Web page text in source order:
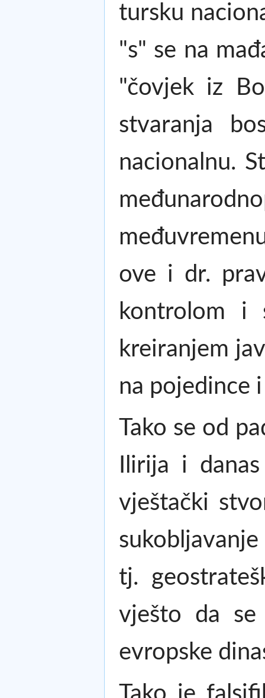
tursku
"s" se na
"čovjek iz
stvaranja
nacionalnu.
ove i dr.
kontrolom i
kreiranjem
na pojedince
Tako se od
Ilirija i
vještački
tj.
vješto da
evropske